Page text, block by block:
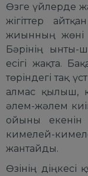
Өзге үйлерде
жігіттер
жиынның жөні
Бәрінің
есігі жақта.
төріндегі тақ
алмас қылыш,
әлем-жәлем
ойыны екенін
кимелей-
жантайды.
Өзінің